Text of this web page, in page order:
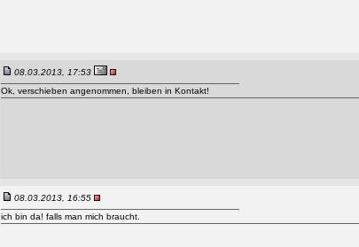
08.03.2013, 17:53
Ok, verschieben angenommen, bleiben in Kontakt!
08.03.2013, 16:55
ich bin da! falls man mich braucht.